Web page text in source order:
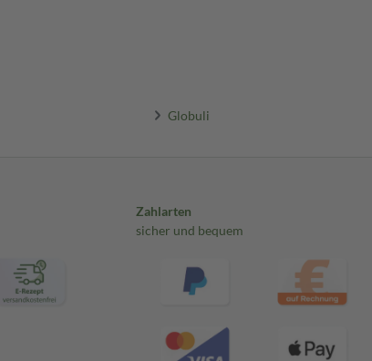
Globuli
Zahlarten
sicher und bequem